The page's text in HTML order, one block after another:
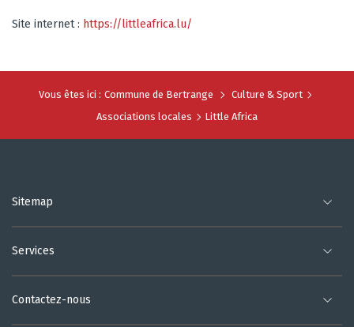
Site internet : https://littleafrica.lu/
Vous êtes ici : Commune de Bertrange
Culture & Sport
Associations locales
Little Africa
Sitemap
Services
Contactez-nous